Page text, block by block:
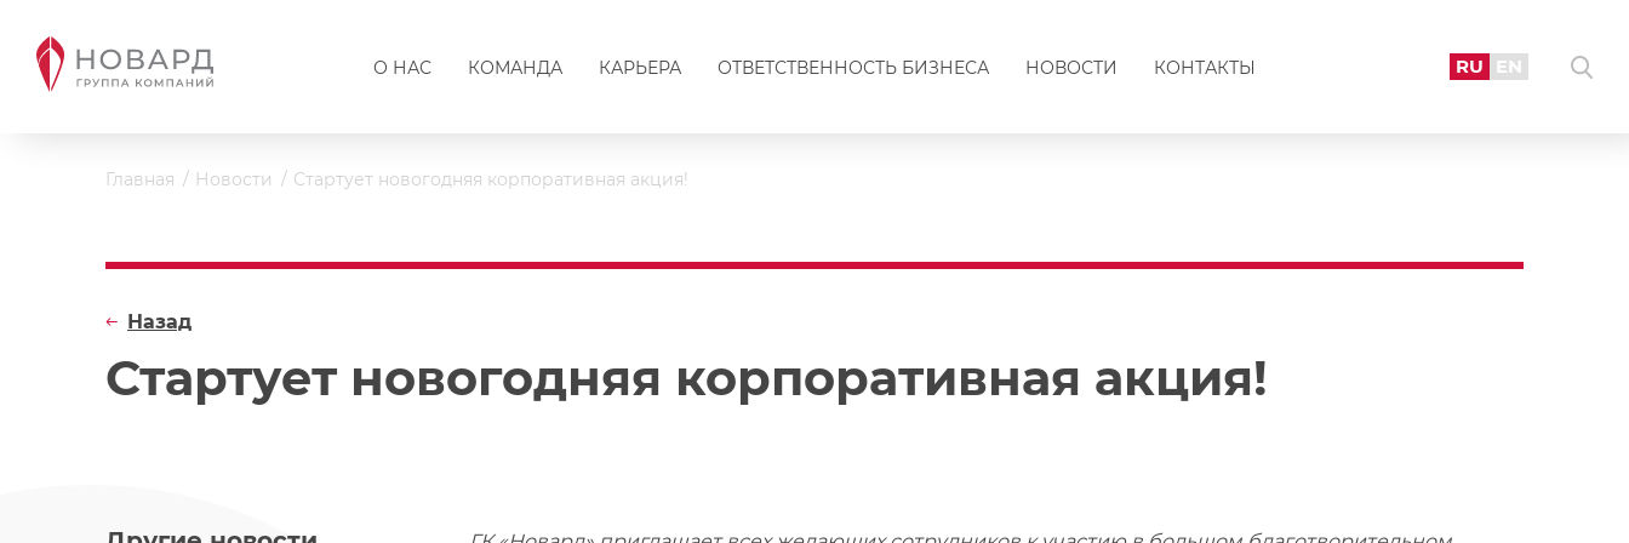
О НАС КОМАНДА КАРЬЕРА ОТВЕТСТВЕННОСТЬ БИЗНЕСА НОВОСТИ КОНТАКТЫ RU EN
Главная Новости Стартует новогодняя корпоративная акция!
Стартует новогодняя корпоративная акция!
Назад